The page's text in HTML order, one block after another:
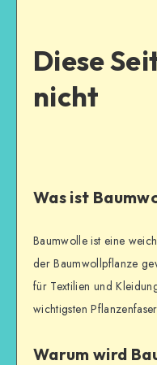
Diese
nicht
Was ist
Baumwolle ist eine
der Baumwollpflanze
für Textilien und
wichtigsten
Warum wird